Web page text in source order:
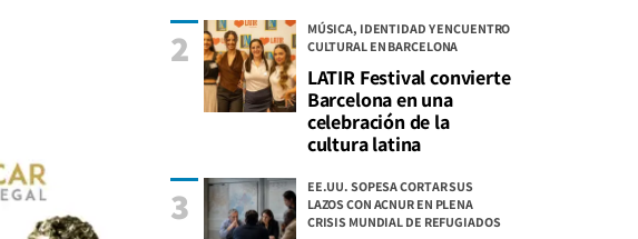
MÚSICA, IDENTIDAD Y ENCUENTRO
CULTURAL EN BARCELONA
LATIR Festival convierte
Barcelona en una
celebración de la
cultura latina
2
EE.UU. SOPESA CORTAR SUS
LAZOS CON ACNUR EN PLENA
CRISIS MUNDIAL DE REFUGIADOS
3